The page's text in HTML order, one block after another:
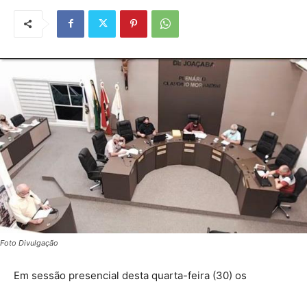
Foto Divulgação
Em sessão presencial desta quarta-feira (30) os